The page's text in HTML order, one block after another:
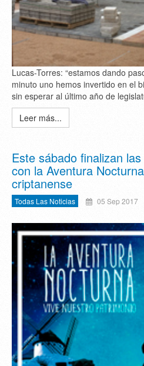
Lucas-Torres: “estamos dando
minuto uno hemos invertido en el
sin esperar al último año de
Leer más...
Este sábado finalizan
con la Aventura
criptanense
Todas Las Noticias 05 Sep 2017